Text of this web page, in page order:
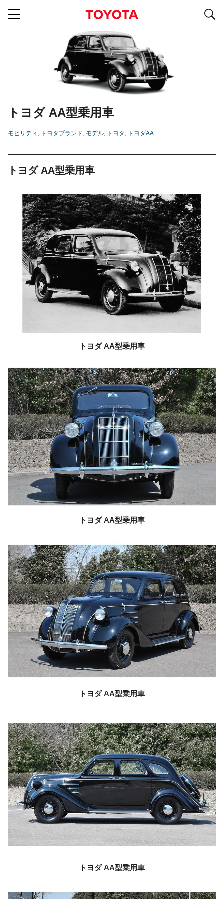
トヨダ AA型乗用車
モビリティ トヨタブランド モデル トヨタ トヨダAA
トヨダ AA型乗用車
トヨダAA型乗用車
トヨダAA型乗用車
トヨダAA型乗用車
トヨダAA型乗用車